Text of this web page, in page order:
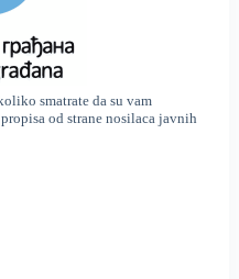
smatrate da su vam
od strane nosilaca javnih